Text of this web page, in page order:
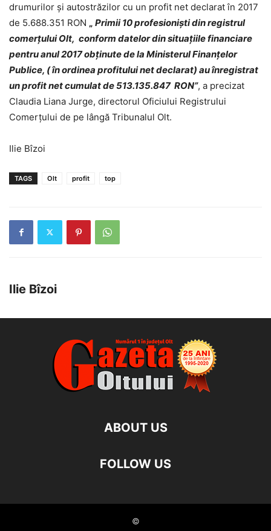
drumurilor și autostrăzilor cu un profit net declarat în 2017
de 5.688.351 RON „ Primii 10 profesioniști din registrul
comerțului Olt, conform datelor din situațiile financiare
pentru anul 2017 obținute de la Ministerul Finanțelor
Publice, ( în ordinea profitului net declarat) au înregistrat
un profit net cumulat de 513.135.847 RON”, a precizat
Claudia Liana Jurge, directorul Oficiului Registrului
Comerțului de pe lângă Tribunalul Olt.
Ilie Bîzoi
TAGS Olt profit top
Ilie Bîzoi
ABOUT US
FOLLOW US
©